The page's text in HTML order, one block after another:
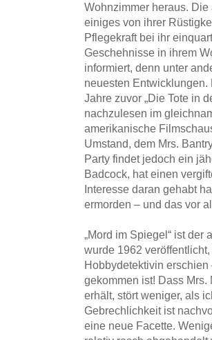
Wohnzimmer heraus.
einiges von ihrer
Pflegekraft bei ihr
Geschehnisse in ihrem
informiert, denn unter
neuesten
Jahre zuvor „Die Tote in
nachzulesen im
amerikanische
Umstand, dem Mrs.
Party findet jedoch ein
Badcock, hat einen
Interesse daran gehabt
ermorden – und das vor
„Mord im Spiegel“ ist der
wurde 1962
Hobbydetektivin
gekommen ist! Dass
erhält, stört weniger, als
Gebrechlichkeit ist
eine neue Facette.